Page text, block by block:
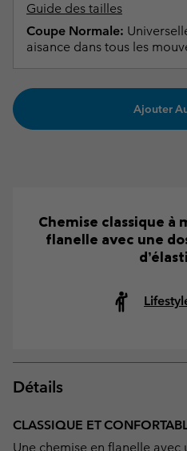
Guide des tailles
Coupe Normale:
aisance dans tous les
Ajouter
Chemise classique à
flanelle avec une
Détails
CLASSIQUE ET
Une chemise en flanelle